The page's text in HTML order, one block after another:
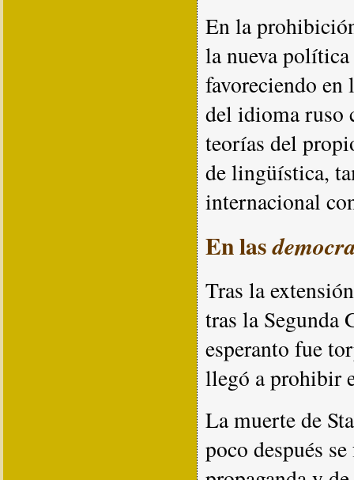
En la
la nueva
favoreciendo
del idioma ruso
teorías del
de lingüística,
internacional
En las
Tras la
tras la Segunda
esperanto fue
llegó a prohibir
La muerte de
poco después